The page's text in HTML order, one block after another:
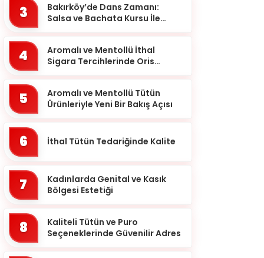
3
Bakırköy’de Dans Zamanı:
Salsa ve Bachata Kursu İle
4
Aromalı ve Mentollü İthal
Sigara Tercihlerinde Oris
5
Aromalı ve Mentollü Tütün
Ürünleriyle Yeni Bir Bakış Açısı
6 İthal Tütün Tedariğinde Kalite
7
Kadınlarda Genital ve Kasık
Bölgesi Estetiği
8
Kaliteli Tütün ve Puro
Seçeneklerinde Güvenilir Adres
Artvin
Aydın
Balıkesir
Bartın
Batman
Bayburt
Bilecik
Bingöl
Bitlis
Bolu
Bursa